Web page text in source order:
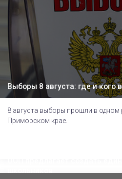
Выборы 8 августа: где и кого
8 августа выборы прошли в одном
Приморском крае.